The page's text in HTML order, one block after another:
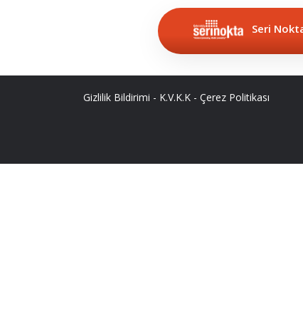
Seri
Gizlilik Bildirimi - K.V.K.K - Çerez Politikası